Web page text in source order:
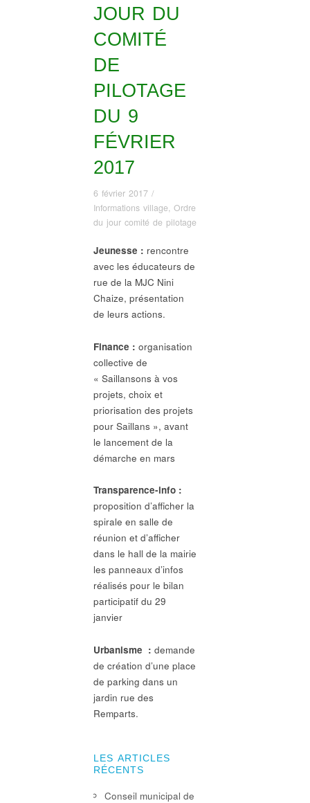
JOUR DU
COMITÉ
DE
PILOTAGE
DU 9
FÉVRIER
2017
6 février 2017/
Informations village, Ordre
du jour comité de pilotage
Jeunesse : rencontre
avec les éducateurs de
rue de la MJC Nini
Chaize, présentation
de leurs actions.
Finance : organisation
collective de
« Saillansons à vos
projets, choix et
priorisation des projets
pour Saillans », avant
le lancement de la
démarche en mars
Transparence-info :
proposition d’afficher la
spirale en salle de
réunion et d’afficher
dans le hall de la mairie
les panneaux d’infos
réalisés pour le bilan
participatif du 29
janvier
Urbanisme : demande
de création d’une place
de parking dans un
jardin rue des
Remparts.
LES ARTICLES
RÉCENTS
Conseil municipal de